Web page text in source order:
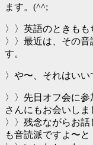
ます。(^^;
〉〉英語のときもも
〉〉最近は、その
す。
〉や〜、それはいい
〉〉先日オフ会に
さんにもお会いしま
〉〉残念ながらお
も音読派ですよ〜と